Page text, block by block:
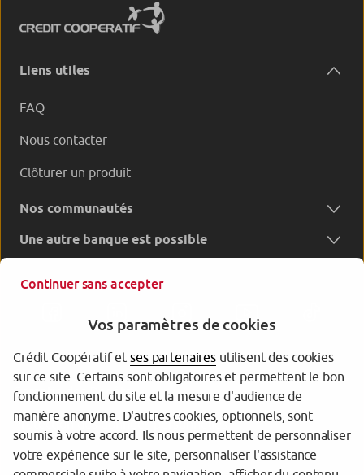
Liens utiles
FAQ
Nous contacter
Clôturer un produit
Nos communautés
Une autre banque est possible
Garantie des Dépôts
Protection des données personnelles
Gestion des cookies
Continuer sans accepter
Vos paramètres de cookies
Crédit Coopératif etses partenairesutilisent des cookies
sur ce site. Certains sont obligatoires et permettent le bon
fonctionnement du site et la mesure d'audience de
manière anonyme. D'autres cookies, optionnels, sont
soumis à votre accord. Ils nous permettent de personnaliser
votre expérience sur le site, personnaliser l'assistance